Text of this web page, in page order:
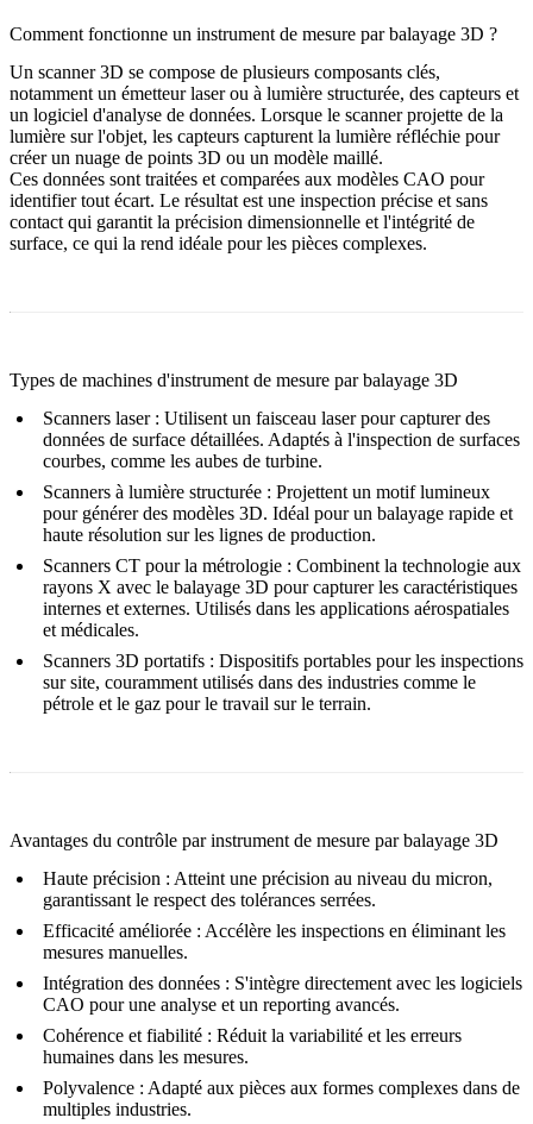
Comment fonctionne un instrument de mesure par balayage 3D ?
Un scanner 3D se compose de plusieurs composants clés,
notamment un émetteur laser ou à lumière structurée, des capteurs et
un logiciel d'analyse de données. Lorsque le scanner projette de la
lumière sur l'objet, les capteurs capturent la lumière réfléchie pour
créer un nuage de points 3D ou un modèle maillé.
Ces données sont traitées et comparées aux modèles CAO pour
identifier tout écart. Le résultat est une inspection précise et sans
contact qui garantit la précision dimensionnelle et l'intégrité de
surface, ce qui la rend idéale pour les pièces complexes.
Types de machines d'instrument de mesure par balayage 3D
Scanners laser : Utilisent un faisceau laser pour capturer des
données de surface détaillées. Adaptés à l'inspection de surfaces
courbes, comme les aubes de turbine.
Scanners à lumière structurée : Projettent un motif lumineux
pour générer des modèles 3D. Idéal pour un balayage rapide et
haute résolution sur les lignes de production.
Scanners CT pour la métrologie : Combinent la technologie aux
rayons X avec le balayage 3D pour capturer les caractéristiques
internes et externes. Utilisés dans les applications aérospatiales
et médicales.
Scanners 3D portatifs : Dispositifs portables pour les inspections
sur site, couramment utilisés dans des industries comme le
pétrole et le gaz pour le travail sur le terrain.
Avantages du contrôle par instrument de mesure par balayage 3D
Haute précision : Atteint une précision au niveau du micron,
garantissant le respect des tolérances serrées.
Efficacité améliorée : Accélère les inspections en éliminant les
mesures manuelles.
Intégration des données : S'intègre directement avec les logiciels
CAO pour une analyse et un reporting avancés.
Cohérence et fiabilité : Réduit la variabilité et les erreurs
humaines dans les mesures.
Polyvalence : Adapté aux pièces aux formes complexes dans de
multiples industries.